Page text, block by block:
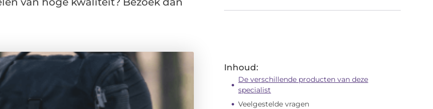
Inhoud:
De verschillende producten van deze
specialist
Veelgestelde vragen